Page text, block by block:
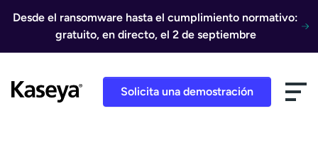
Desde el ransomware hasta el cumplimiento normativo:
gratuito, en directo, el 2 de septiembre
Solicita una demostración